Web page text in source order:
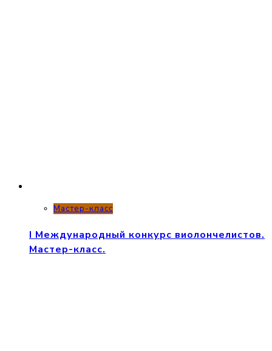
Мастер-класс
I Международный конкурс виолончелистов.
Мастер-класс.